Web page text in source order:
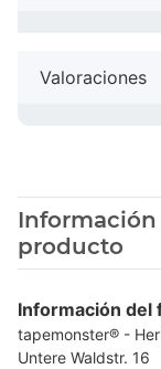
Valoraciones
producto
Información del
tapemonster® -
Untere Waldstr. 16